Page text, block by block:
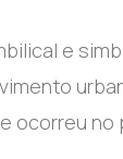
e
ocorreu